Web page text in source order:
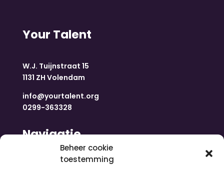
Beheer cookie
toestemming
Your Talent
W.J. Tuijnstraat 15
1131 ZH Volendam
info@yourtalent.org
0299-363328
Navigatie